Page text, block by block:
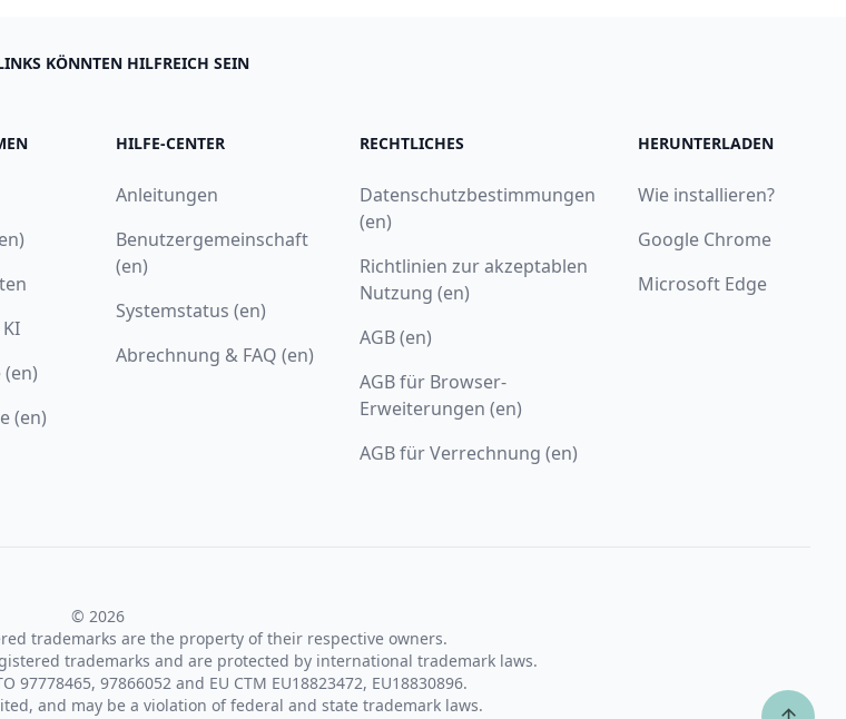
KÖNNTEN HILFREICH SEIN
(en)
(en)
HILFE-CENTER
Anleitungen
Benutzergemeinschaft
(en)
Systemstatus (en)
Abrechnung & FAQ (en)
RECHTLICHES
Datenschutzbestimmungen
(en)
Richtlinien zur akzeptablen
Nutzung (en)
AGB (en)
AGB für Browser-
Erweiterungen (en)
AGB für Verrechnung (en)
HERUNTERLADEN
Wie installieren?
Google Chrome
Microsoft Edge
© 2026
trademarks are the property of their respective owners.
trademarks and are protected by international trademark laws.
97778465, 97866052 and EU CTM EU18823472, EU18830896.
and may be a violation of federal and state trademark laws.